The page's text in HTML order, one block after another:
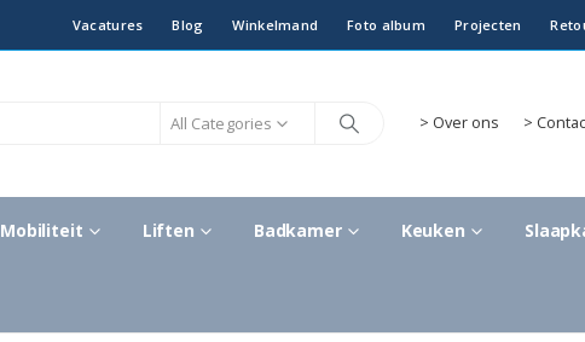
Vacatures Blog Winkelmand Foto album Projecten
All Categories > Over ons >
Mobiliteit Liften Badkamer Keuken